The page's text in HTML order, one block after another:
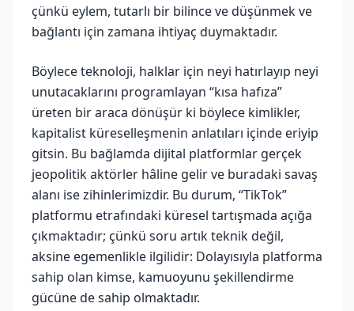
çünkü eylem, tutarlı bir bilince ve düşünmek ve
bağlantı için zamana ihtiyaç duymaktadır.
Böylece teknoloji, halklar için neyi hatırlayıp neyi
unutacaklarını programlayan “kısa hafıza”
üreten bir araca dönüşür ki böylece kimlikler,
kapitalist küreselleşmenin anlatıları içinde eriyip
gitsin. Bu bağlamda dijital platformlar gerçek
jeopolitik aktörler hâline gelir ve buradaki savaş
alanı ise zihinlerimizdir. Bu durum, “TikTok”
platformu etrafındaki küresel tartışmada açığa
çıkmaktadır; çünkü soru artık teknik değil,
aksine egemenlikle ilgilidir: Dolayısıyla platforma
sahip olan kimse, kamuoyunu şekillendirme
gücüne de sahip olmaktadır.